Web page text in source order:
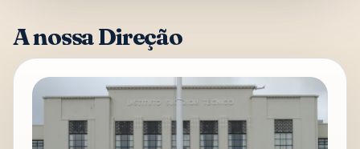
A nossa Direção